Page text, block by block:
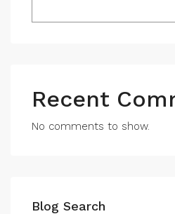
Recent
No comments to show.
Blog Search